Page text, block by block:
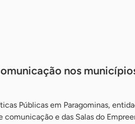
nos
Públicas em Paragominas,
comunicação e das Salas do